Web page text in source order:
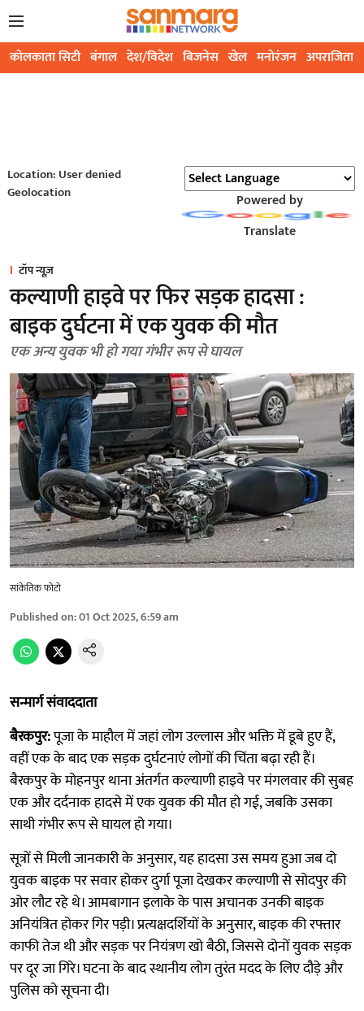
कोलकाता सिटी बंगाल देश/विदेश बिजनेस खेल मनोरंजन अपराजिता
Location: User denied
Geolocation
Powered by
Translate
टॉप न्यूज़
कल्याणी हाइवे पर फिर सड़क हादसा :
बाइक दुर्घटना में एक युवक की मौत
एक अन्य युवक भी हो गया गंभीर रूप से घायल
सांकेतिक फोटो
Published on:01 Oct 2025, 6:59 am
सन्मार्ग संवाददाता
बैरकपुर:पूजा के माहौल में जहां लोग उल्लास और भक्ति में डूबे हुए हैं,
वहीं एक के बाद एक सड़क दुर्घटनाएं लोगों की चिंता बढ़ा रही हैं।
बैरकपुर के मोहनपुर थाना अंतर्गत कल्याणी हाइवे पर मंगलवार की सुबह
एक और दर्दनाक हादसे में एक युवक की मौत हो गई, जबकि उसका
साथी गंभीर रूप से घायल हो गया।
सूत्रों से मिली जानकारी के अनुसार, यह हादसा उस समय हुआ जब दो
युवक बाइक पर सवार होकर दुर्गा पूजा देखकर कल्याणी से सोदपुर की
ओर लौट रहे थे। आमबागान इलाके के पास अचानक उनकी बाइक
अनियंत्रित होकर गिर पड़ी। प्रत्यक्षदर्शियों के अनुसार, बाइक की रफ्तार
काफी तेज थी और सड़क पर नियंत्रण खो बैठी, जिससे दोनों युवक सड़क
पर दूर जा गिरे। घटना के बाद स्थानीय लोग तुरंत मदद के लिए दौड़े और
पुलिस को सूचना दी।